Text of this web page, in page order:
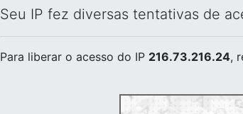
Seu IP fez diversas tentativas de
Para liberar o acesso do IP 216.73.216.24,